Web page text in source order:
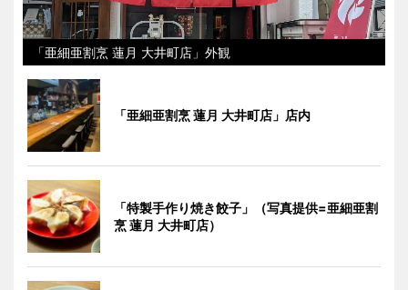
「亜細亜割烹 蓮月 大井町店」外観
「亜細亜割烹 蓮月 大井町店」店内
「特製手作り焼き餃子」（写真提供=亜細亜割
烹 蓮月 大井町店）